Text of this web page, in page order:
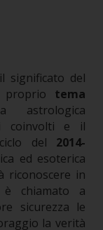
significato del
proprio tema
astrologica
coinvolti e il
del 2014-
ed esoterica
riconoscere in
chiamato a
sicurezza le
la verità